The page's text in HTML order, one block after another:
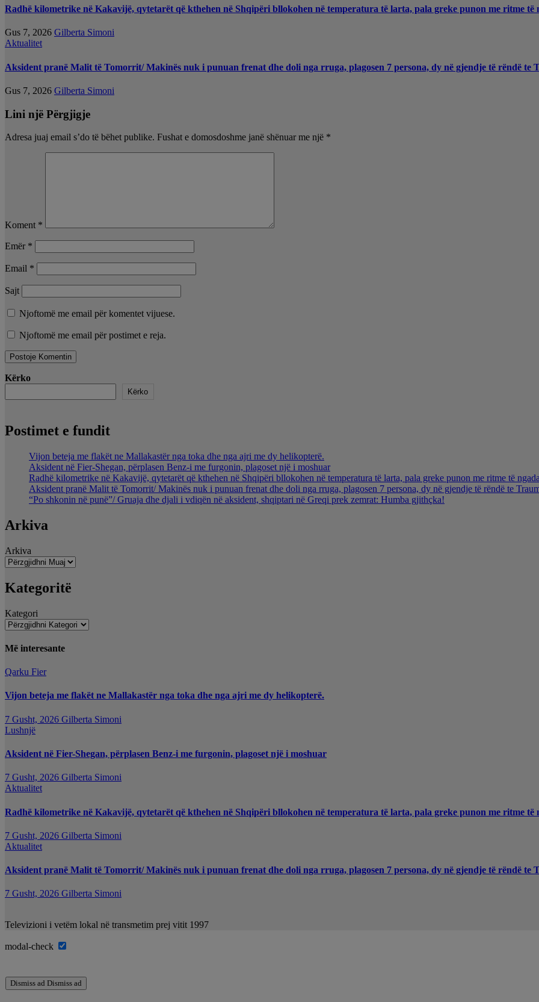
Radhë kilometrike në Kakavijë, qytetarët që kthehen në Shqipëri bllokohen në temperatura të larta, pala greke punon me ritme të
Gus 7, 2026 Gilberta Simoni
Aktualitet
Aksident pranë Malit të Tomorrit/ Makinës nuk i punuan frenat dhe doli nga rruga, plagosen 7 persona, dy në gjendje të rëndë te
Gus 7, 2026 Gilberta Simoni
Lini një Përgjigje
Adresa juaj email s’do të bëhet publike. Fushat e domosdoshme janë shënuar me një *
Koment *
Emër *
Email *
Sajt
Njoftomë me email për komentet vijuese.
Njoftomë me email për postimet e reja.
Kërko
Kërko
Postimet e fundit
Vijon beteja me flakët ne Mallakastër nga toka dhe nga ajri me dy helikopterë.
Aksident në Fier-Shegan, përplasen Benz-i me furgonin, plagoset një i moshuar
Radhë kilometrike në Kakavijë, qytetarët që kthehen në Shqipëri bllokohen në temperatura të larta, pala greke punon me ritme të
Aksident pranë Malit të Tomorrit/ Makinës nuk i punuan frenat dhe doli nga rruga, plagosen 7 persona, dy në gjendje të rëndë te
“Po shkonin në punë”/ Gruaja dhe djali i vdiqën në aksident, shqiptari në Greqi prek zemrat: Humba gjithçka!
Arkiva
Arkiva
Kategoritë
Kategori
Më interesante
Qarku Fier
Vijon beteja me flakët ne Mallakastër nga toka dhe nga ajri me dy helikopterë.
7 Gusht, 2026 Gilberta Simoni
Lushnjë
Aksident në Fier-Shegan, përplasen Benz-i me furgonin, plagoset një i moshuar
7 Gusht, 2026 Gilberta Simoni
Aktualitet
Radhë kilometrike në Kakavijë, qytetarët që kthehen në Shqipëri bllokohen në temperatura të larta, pala greke punon me ritme të
7 Gusht, 2026 Gilberta Simoni
Aktualitet
Aksident pranë Malit të Tomorrit/ Makinës nuk i punuan frenat dhe doli nga rruga, plagosen 7 persona, dy në gjendje të rëndë te
7 Gusht, 2026 Gilberta Simoni
Televizioni i vetëm lokal në transmetim prej vitit 1997
modal-check
Dismiss ad Dismiss ad